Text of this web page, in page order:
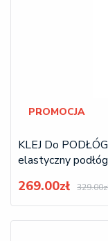
PROMOCJA
KLEJ Do
elastyczny
269.00zł